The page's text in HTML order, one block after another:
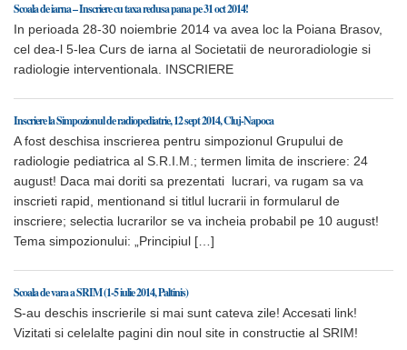
Scoala de iarna – Inscriere cu taxa redusa pana pe 31 oct 2014!
In perioada 28-30 noiembrie 2014 va avea loc la Poiana Brasov,
cel dea-l 5-lea Curs de iarna al Societatii de neuroradiologie si
radiologie interventionala. INSCRIERE
Inscriere la Simpozionul de radiopediatrie, 12 sept 2014, Cluj-Napoca
A fost deschisa inscrierea pentru simpozionul Grupului de
radiologie pediatrica al S.R.I.M.; termen limita de inscriere: 24
august! Daca mai doriti sa prezentati lucrari, va rugam sa va
inscrieti rapid, mentionand si titlul lucrarii in formularul de
inscriere; selectia lucrarilor se va incheia probabil pe 10 august!
Tema simpozionului: „Principiul […]
Scoala de vara a SRIM (1-5 iulie 2014, Paltinis)
S-au deschis inscrierile si mai sunt cateva zile! Accesati link!
Vizitati si celelalte pagini din noul site in constructie al SRIM!